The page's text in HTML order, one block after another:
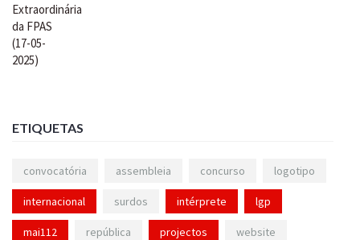
ETIQUETAS
convocatória assembleia concurso logotipo
internacional surdos intérprete lgp
mai112 república projectos website